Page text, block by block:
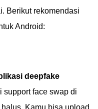
Berikut rekomendasi
Android:
deepfake
support face swap di
Kamu bisa upload